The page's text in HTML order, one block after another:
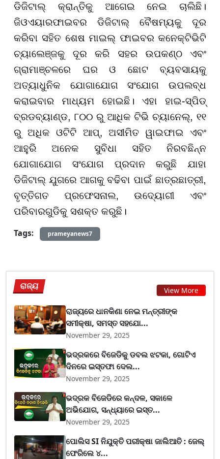
ଡିଜିଟାଲ୍ କ୍ରାନ୍ତିକୁ ଆଗେଇ ନେଇ ଚାଲିଛି।
ଜିଓଏୟାରଫାଇବର ଡିଜିଟାଲ୍ ବୈଷମ୍ୟକୁ ଦୂର
କରିବା ସହିତ ଶେଷ ମାଇଲ୍ ଫାଇବର କନେକ୍ଟିଭିଟି
ଚ୍ୟାଲେଞ୍ଜକୁ ଦୂର କରି ସହର ଉପକଣ୍ଠ ଏବଂ
ଗ୍ରାମାଞ୍ଚଳରେ ଘର ଓ ଛୋଟ ବ୍ୟବସାୟକୁ
ଅତ୍ୟାଧୁନିକ ଯୋଗାଯୋଗ ସଂଯୋଗ ଉପଲବ୍ଧ
କରାଇବାର ମାଧ୍ୟମ ହୋଇଛି। ଏହା ହାଇ-ସ୍ପିଡ୍
ବ୍ରଡବ୍ୟାଣ୍ଡ, ୮୦୦ ରୁ ଆଧିକ ଟିଭି ଚ୍ୟାନେଲ୍, ୧୧
ରୁ ଅଧିକ ଓଟିଟି ଆପ୍,ଅସୀମିତ ୱାଇଫାଇ ଏବଂ
ଆହୁରି ଅନେକ ସୁବିଧା ସହିତ ନିରବଛିନ୍ନ
ଯୋଗାଯୋଗ ସଂଯୋଗ ପ୍ରଦାନ କରୁଛି ଯାହା
ଡିଜିଟାଲ୍ ଯୁଗରେ ଆଗକୁ ବଢିବା ପାଇଁ ଛାତ୍ରଛାତ୍ରୀ,
ବୃତ୍ତିଗତ ପ୍ରଫେସନାଲ,ଉଦ୍ୟୋଗୀ ଏବଂ
ପରିବାରଗୁଡିକୁ ସଶକ୍ତ କରୁଛି।
Tags:
prameyanews7
ରାଜ୍ୟ View More
ରାଜ୍ୟରେ ଧାନକିଣା ନେଇ ମନ୍ତ୍ରୀଙ୍କ
ସମୀକ୍ଷା, ସମସ୍ତ ସହଯୋ...
November 29, 2025
ଭଦ୍ରକରେ ବିଜେଡିକୁ ଡବଲ ଝଟକା, ଗୋଟିଏ
ଦିନରେ ଇସ୍ତଫା ଦେଲ...
November 29, 2025
ଭଦ୍ରକ ବିଜେଡିରେ କନ୍ଦଳ, ସକାଳେ
ଅଭିଯୋଗ, ସନ୍ଧ୍ୟାରେ ଇସ୍ତ...
November 29, 2025
ପୋଲିସ SI ନିଯୁକ୍ତି ପରୀକ୍ଷା ଜାଲିଆତି : ଜେଲ୍
ଫେରିଲେ ୪...